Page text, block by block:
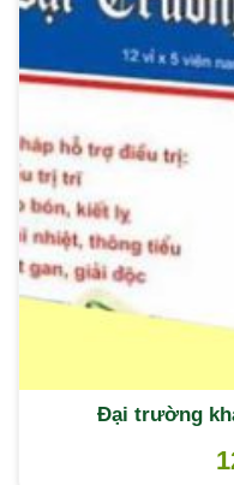
Đại trường